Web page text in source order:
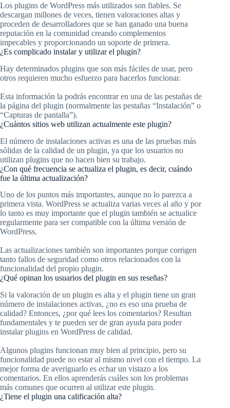
Los plugins de WordPress más utilizados son fiables. Se
descargan millones de veces, tienen valoraciones altas y
proceden de desarrolladores que se han ganado una buena
reputación en la comunidad creando complementos
impecables y proporcionando un soporte de primera.
¿Es complicado instalar y utilizar el plugin?
Hay determinados plugins que son más fáciles de usar, pero
otros requieren mucho esfuerzo para hacerlos funcionar.
Esta información la podrás encontrar en una de las pestañas de
la página del plugin (normalmente las pestañas “Instalación” o
“Capturas de pantalla”).
¿Cuántos sitios web utilizan actualmente este plugin?
El número de instalaciones activas es una de las pruebas más
sólidas de la calidad de un plugin, ya que los usuarios no
utilizan plugins que no hacen bien su trabajo.
¿Con qué frecuencia se actualiza el plugin, es decir, cuándo
fue la última actualización?
Uno de los puntos más importantes, aunque no lo parezca a
primera vista. WordPress se actualiza varias veces al año y por
lo tanto es muy importante que el plugin también se actualice
regularmente para ser compatible con la última versión de
WordPress.
Las actualizaciones también son importantes porque corrigen
tanto fallos de seguridad como otros relacionados con la
funcionalidad del propio plugin.
¿Qué opinan los usuarios del plugin en sus reseñas?
Si la valoración de un plugin es alta y el plugin tiene un gran
número de instalaciones activas, ¿no es eso una prueba de
calidad? Entonces, ¿por qué lees los comentarios? Resultan
fundamentales y te pueden ser de gran ayuda para poder
instalar plugins en WordPress de calidad.
Algunos plugins funcionan muy bien al principio, pero su
funcionalidad puede no estar al mismo nivel con el tiempo. La
mejor forma de averiguarlo es echar un vistazo a los
comentarios. En ellos aprenderás cuáles son los problemas
más comunes que ocurren al utilizar este plugin.
¿Tiene el plugin una calificación alta?